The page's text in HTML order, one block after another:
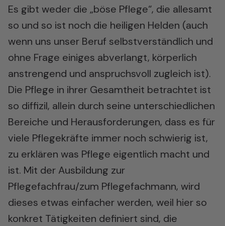
Es gibt weder die „böse Pflege“, die allesamt
so und so ist noch die heiligen Helden (auch
wenn uns unser Beruf selbstverständlich und
ohne Frage einiges abverlangt, körperlich
anstrengend und anspruchsvoll zugleich ist).
Die Pflege in ihrer Gesamtheit betrachtet ist
so diffizil, allein durch seine unterschiedlichen
Bereiche und Herausforderungen, dass es für
viele Pflegekräfte immer noch schwierig ist,
zu erklären was Pflege eigentlich macht und
ist. Mit der Ausbildung zur
Pflegefachfrau/zum Pflegefachmann, wird
dieses etwas einfacher werden, weil hier so
konkret Tätigkeiten definiert sind, die